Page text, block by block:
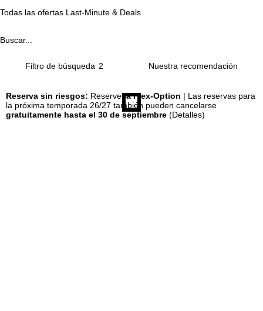
i
p
Todas las ofertas Last-Minute & Deals
Buscar...
Filtro de búsqueda 2
Reserva sin riesgos: Reservela Flex-Option | Las reservas para
la próxima temporada 26/27 también pueden cancelarse
gratuitamente hasta el 30 de septiembre (Detalles)